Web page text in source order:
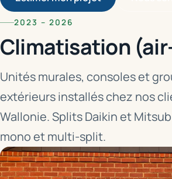
2023 – 2026
Climatisation
Unités murales, consoles et
extérieurs installés chez nos
Wallonie. Splits Daikin et
mono et multi-split.